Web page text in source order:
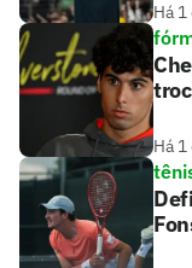
Há 1
Há 1